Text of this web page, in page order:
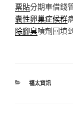
票貼分期車借錢
囊性卵巢症候群
除腳臭噴劑回填
分
福太資訊